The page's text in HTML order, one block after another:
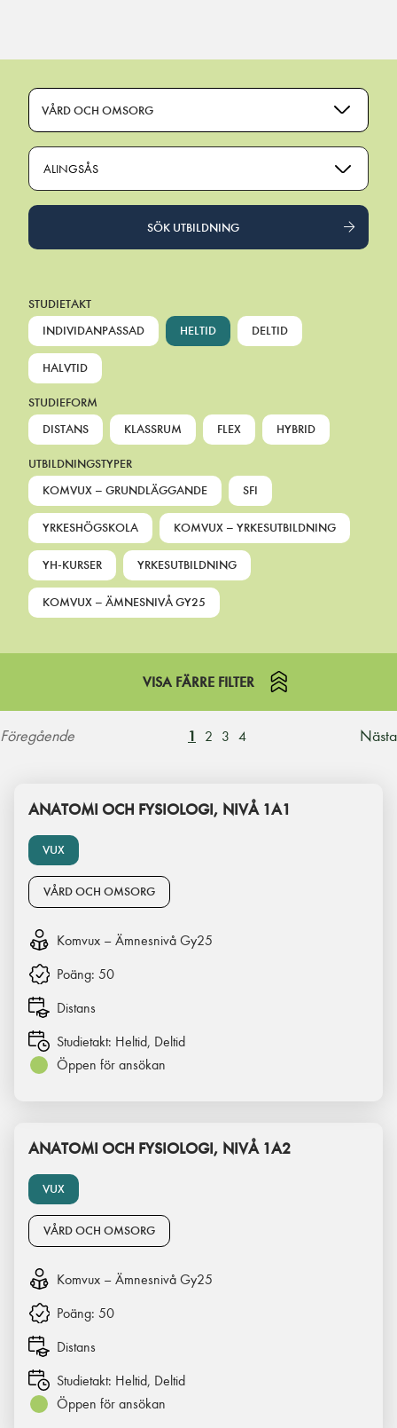
VÅRD OCH OMSORG
ALINGSÅS
SÖK UTBILDNING
STUDIETAKT
INDIVIDANPASSAD
HELTID DELTID
HALVTID
STUDIEFORM
DISTANS
KLASSRUM FLEX HYBRID
UTBILDNINGSTYPER
KOMVUX – GRUNDLÄGGANDE
SFI
YRKESHÖGSKOLA KOMVUX – YRKESUTBILDNING
YH-KURSER YRKESUTBILDNING
KOMVUX – ÄMNESNIVÅ GY25
VISA FÄRRE FILTER
Föregående 1 2 3 4 Nästa
VUX
ANATOMI OCH FYSIOLOGI, NIVÅ 1A1
VÅRD OCH OMSORG
Komvux – Ämnesnivå Gy25
Poäng: 50
Distans
Studietakt: Heltid, Deltid
Öppen för ansökan
VUX
ANATOMI OCH FYSIOLOGI, NIVÅ 1A2
VÅRD OCH OMSORG
Komvux – Ämnesnivå Gy25
Poäng: 50
Distans
Studietakt: Heltid, Deltid
Öppen för ansökan